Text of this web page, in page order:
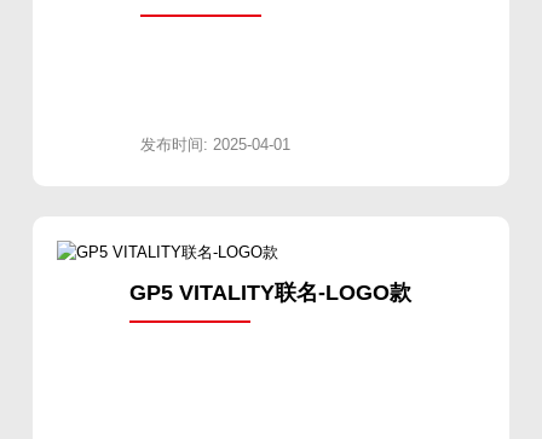
发布时间: 2025-04-01
GP5 VITALITY联名-LOGO款